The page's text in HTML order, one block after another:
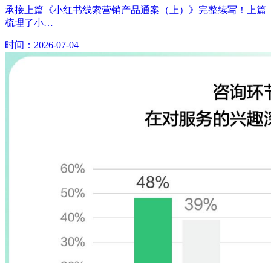
承接上篇《小红书线索营销产品通案（上）》完整续写！上篇
梳理了小…
时间：2026-07-04